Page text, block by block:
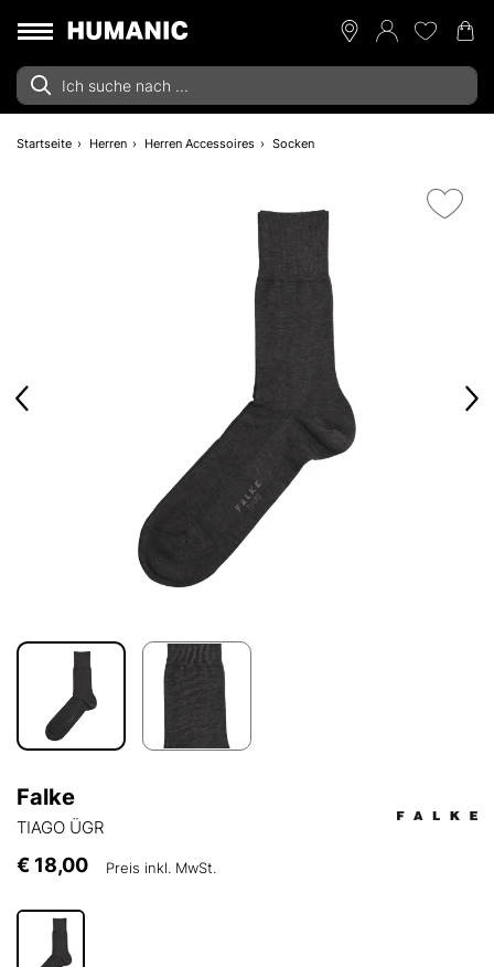
Startseite Herren Herren Accessoires Socken
Falke
TIAGO ÜGR
€ 18,00 Preis inkl. MwSt.